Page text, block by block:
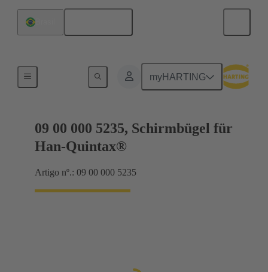
myHARTING
Molduras de blindagem, molduras para segurar
09 00 000 5235, Schirmbügel für
Han-Quintax®
Artigo nº.: 09 00 000 5235